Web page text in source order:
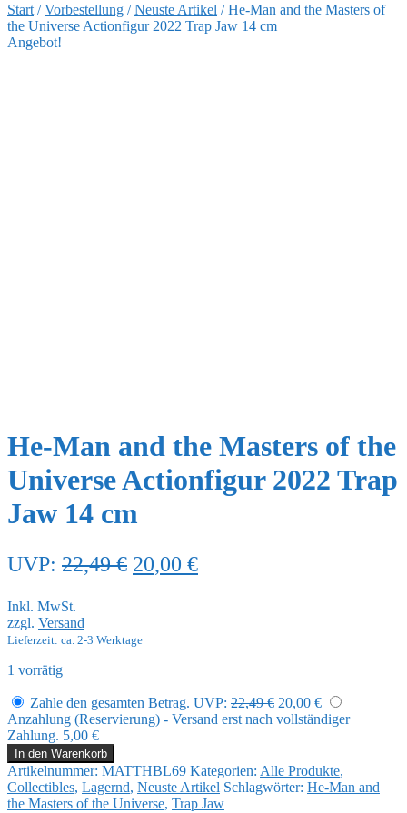
Start /Vorbestellung /Neuste Artikel /He-Man and the Masters of
the Universe Actionfigur 2022 Trap Jaw 14 cm
Angebot!
He-Man and the Masters of the
Universe Actionfigur 2022 Trap
Jaw 14 cm
UVP: 22,49€ Ursprünglicher
22,49 €
20,00 €Aktueller
Inkl. MwSt.
zzgl. Versand
Lieferzeit: ca. 2-3 Werktage
1 vorrätig
Zahle den gesamten Betrag. UVP: 22,49€ Ursprünglicher
Preis
20,00 €Aktueller
Preis
Anzahlung (Reservierung) - Versand erst nach vollständiger
Zahlung. 5,00 €
He-
Man
and
the
In den Warenkorb
Artikelnummer: MATTHBL69 Kategorien: Alle Produkte,
Collectibles, Lagernd, Neuste Artikel Schlagwörter: He-Man and
the Masters of the Universe, Trap Jaw